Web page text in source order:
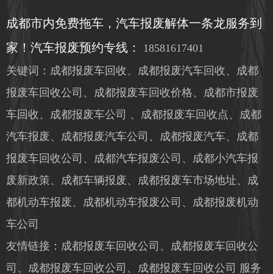
成都市内免费拖车，汽车报废解体一条龙服务到
家！汽车报废预约专线：
18581617401
关键词：成都报废车回收、成都报废汽车回收、成都
报废车回收公司、成都报废车回收价格、成都市报废
车回收、成都报废车公司 、成都报废车回收点、成都
汽车报废、成都报废汽车公司、成都报废汽车、成都
报废车回收公司、成都汽车报废公司、成都小汽车报
废新政策、成都车辆报废、成都报废车市场地址、成
都机动车报废、成都机动车报废公司、成都报废机动
车公司
友情链接：成都报废车回收公司、成都报废车回收公
司、成都报废车回收公司、成都报废车回收公司
服务